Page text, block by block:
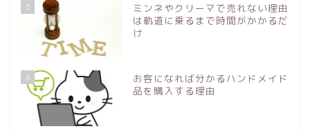
5
ミンネやクリーマで売れない理由
は軌道に乗るまで時間がかかるだ
け
6
お客になれば分かるハンドメイド
品を購入する理由